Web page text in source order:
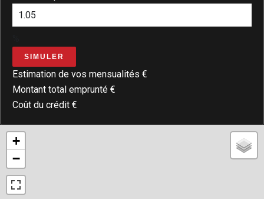
SIMULER
Estimation de vos mensualités €
Montant total emprunté €
Coût du crédit €
+
−